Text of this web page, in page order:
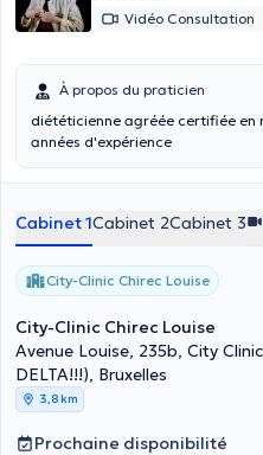
Vidéo Consultation
À propos du praticien
diététicienne agréée certifiée en
années d'expérience
Cabinet 1Cabinet 2Cabinet 3
City-Clinic Chirec Louise
City-Clinic Chirec Louise
Avenue Louise, 235b, City
DELTA!!!), Bruxelles
3,8 km
Prochaine disponibilité